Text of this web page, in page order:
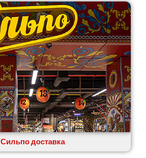
Сильпо доставка